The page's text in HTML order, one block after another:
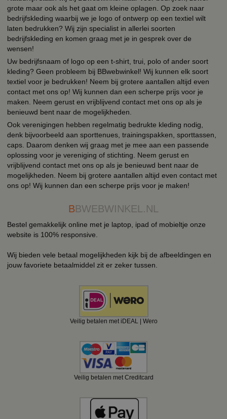
grote maar ook als het gaat om kleine oplagen. Op zoek naar
bedrijfskleding waarbij we je logo of ontwerp op een textiel wilt
laten bedrukken? Wij zijn specialist in allerlei soorten
bedrijfskleding en komen graag met je in gesprek over de
wensen!
Uw bedrijfsnaam of logo op een t-shirt, trui, polo of ander soort
kleding? Geen probleem bij BBwebwinkel! Wij kunnen elk soort
textiel voor je bedrukken! Neem bij grotere aantallen altijd even
contact met ons op! Wij kunnen dan een scherpe prijs voor je
maken. Neem gerust en vrijblijvend contact met ons op als je
benieuwd bent naar de mogelijkheden.
Ook verenigingen hebben regelmatig bedrukte kleding nodig,
denk bijvoorbeeld aan sporttenues, trainingspakken, sporttassen,
caps. Daarom denken wij graag met je mee aan een passende
oplossing voor je vereniging of stichting. Neem gerust en
vrijblijvend contact met ons op als je benieuwd bent naar de
mogelijkheden. Neem bij grotere aantallen altijd even contact met
ons op! Wij kunnen dan een scherpe prijs voor je maken!
BBWEBWINKEL.NL
Bestel gemakkelijk online met je laptop, ipad of mobieltje onze
website is 100% responsive.
Wij bieden vele betaal mogelijkheden kijk bij de afbeeldingen en
jouw favoriete betaalmiddel zit er zeker tussen.
Veilig betalen met iDEAL | Wero
Veilig betalen met Creditcard